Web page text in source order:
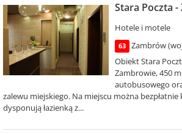
Stara Poczta
Hotele i motele
63
Zambrów
Obiekt Stara
Zambrowie, 450
autobusowego
zalewu miejskiego. Na miejscu można bezpłatnie
dysponują łazienką z...